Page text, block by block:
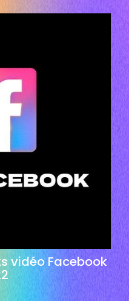
vidéo Facebook